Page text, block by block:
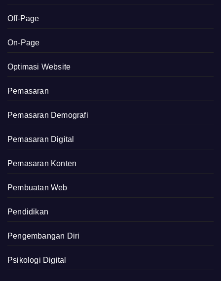
Off-Page
On-Page
Optimasi Website
Pemasaran
Pemasaran Demografi
Pemasaran Digital
Pemasaran Konten
Pembuatan Web
Pendidikan
Pengembangan Diri
Psikologi Digital